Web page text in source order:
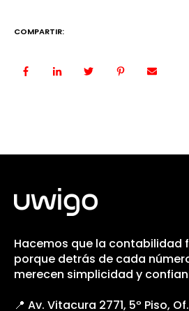
COMPARTIR:
Hacemos que la contabilidad
porque detrás de cada
merecen simplicidad y
📍 Av. Vitacura 2771, 5º Piso,